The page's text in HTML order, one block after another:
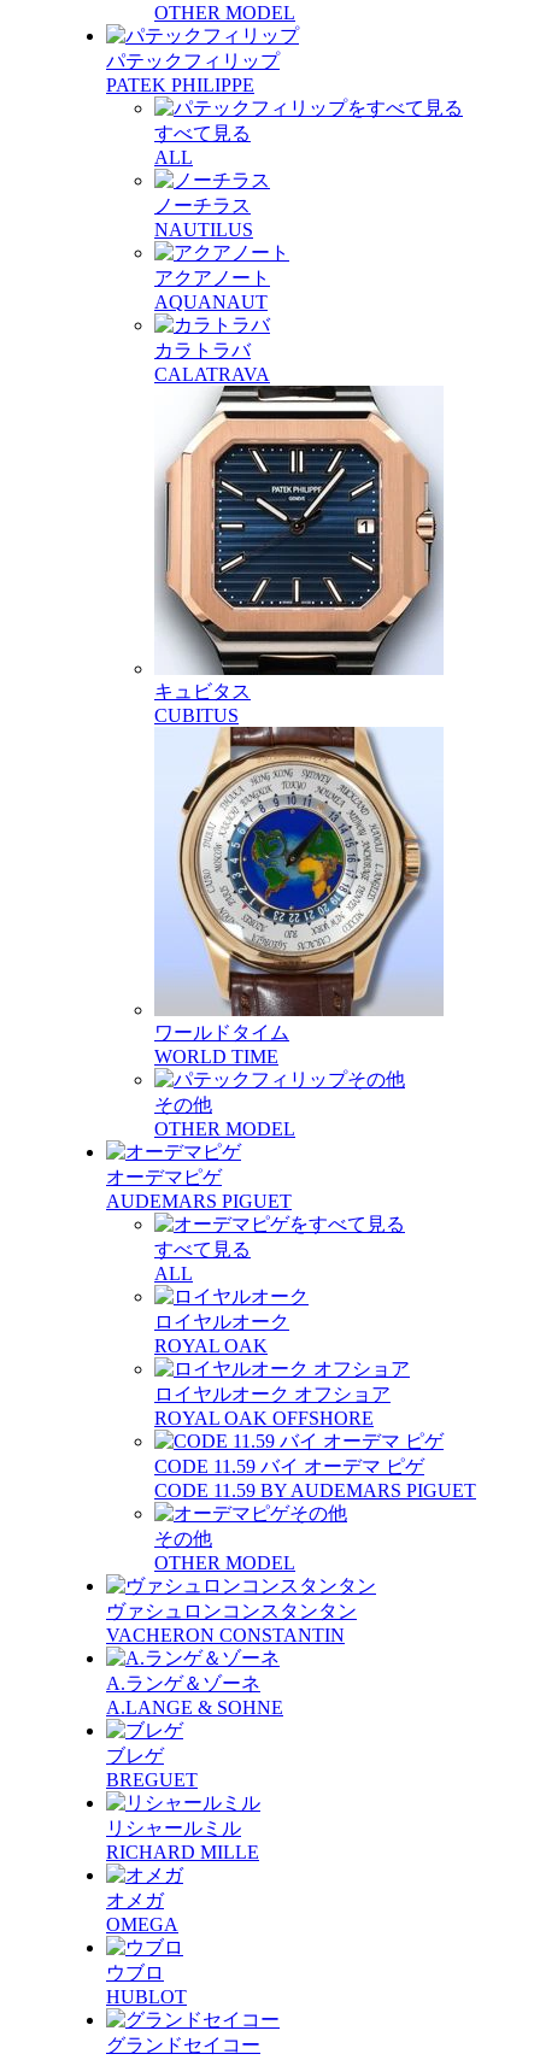
OTHER MODEL
パテックフィリップ
PATEK PHILIPPE
すべて見る
ALL
ノーチラス
NAUTILUS
アクアノート
AQUANAUT
カラトラバ
CALATRAVA
キュビタス
CUBITUS
ワールドタイム
WORLD TIME
その他
OTHER MODEL
オーデマピゲ
AUDEMARS PIGUET
すべて見る
ALL
ロイヤルオーク
ROYAL OAK
ロイヤルオーク オフショア
ROYAL OAK OFFSHORE
CODE 11.59 バイ オーデマ ピゲ
CODE 11.59 BY AUDEMARS PIGUET
その他
OTHER MODEL
ヴァシュロンコンスタンタン
VACHERON CONSTANTIN
A.ランゲ＆ゾーネ
A.LANGE & SOHNE
ブレゲ
BREGUET
リシャールミル
RICHARD MILLE
オメガ
OMEGA
ウブロ
HUBLOT
グランドセイコー